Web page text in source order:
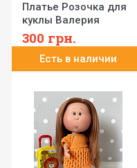
Платье Розочка для
куклы Валерия
Лоренс 28 см
(одежда для кукол
Llorens)
300 грн.
Есть в наличии